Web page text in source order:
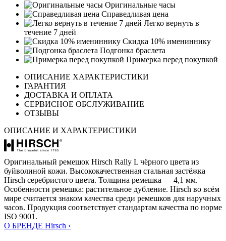
Оригинальные часы
Справедливая цена
Легко вернуть в
течение 7 дней
Скидка 10% имениннику
Подгонка браслета
Примерка перед покупкой
ОПИСАНИЕ ХАРАКТЕРИСТИКИ
ГАРАНТИЯ
ДОСТАВКА И ОПЛАТА
СЕРВИСНОЕ ОБСЛУЖИВАНИЕ
ОТЗЫВЫ
ОПИСАНИЕ И ХАРАКТЕРИСТИКИ
Оригинальный ремешок Hirsch Rally L чёрного цвета из
буйволиной кожи. Высококачественная стальная застёжка
Hirsch серебристого цвета. Толщина ремешка — 4,1 мм.
Особенности ремешка: растительное дубление. Hirsch во всём
мире считается знаком качества среди ремешков для наручных
часов. Продукция соответствует стандартам качества по норме
ISO 9001.
О БРЕНДЕ Hirsch ›